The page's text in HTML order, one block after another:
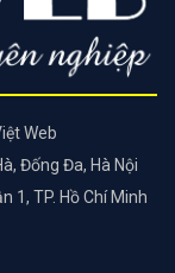
Web
Đống Đa, Hà Nội
1, TP. Hồ Chí Minh